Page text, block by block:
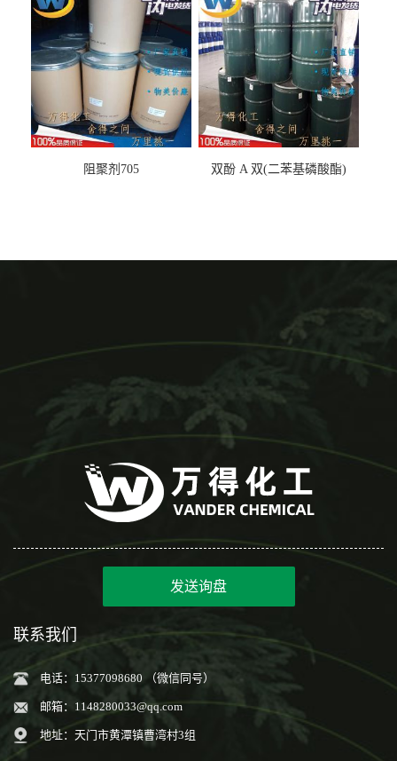
阻聚剂705 双酚 A 双(二苯基磷酸酯)
发送询盘
联系我们
电话：15377098680 （微信同号）
邮箱： 1148280033@qq.com
地址：天门市黄潭镇曹湾村3组